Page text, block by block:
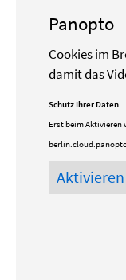
Panopto
Cookies im
damit das
Schutz Ihrer Daten
Erst beim Aktivieren